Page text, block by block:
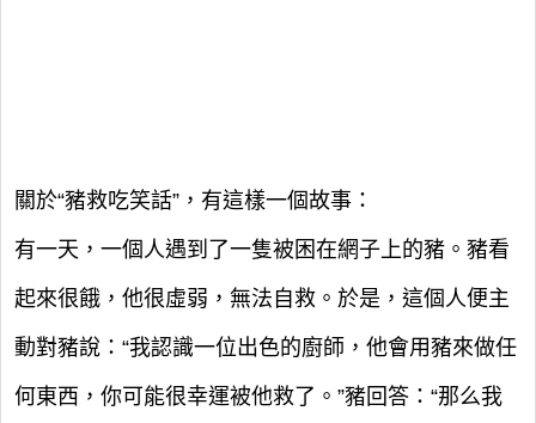
關於“豬救吃笑話”，有這樣一個故事：
有一天，一個人遇到了一隻被困在網子上的豬。豬看
起來很餓，他很虛弱，無法自救。於是，這個人便主
動對豬說：“我認識一位出色的廚師，他會用豬來做任
何東西，你可能很幸運被他救了。”豬回答：“那么我